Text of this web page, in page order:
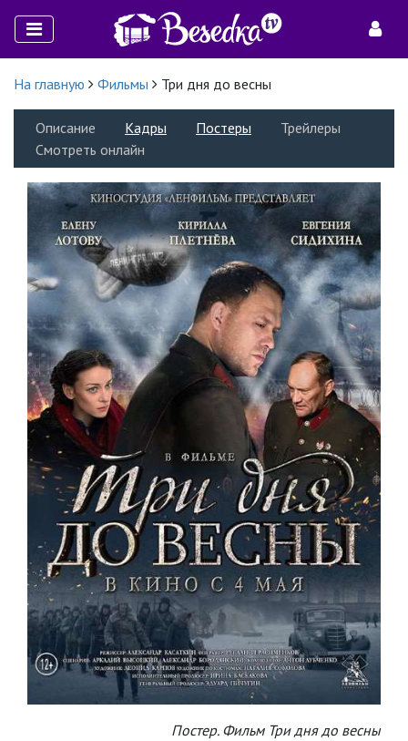
На главную Фильмы Три дня до весны
Описание Кадры Постеры
Трейлеры
Смотреть онлайн
Постер. Фильм Три дня до весны